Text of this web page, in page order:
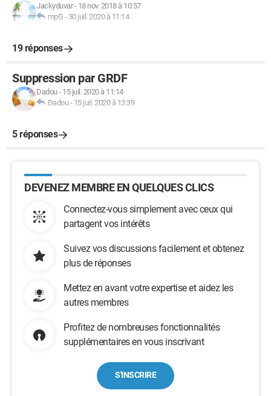
Jackyduvar- 18 nov. 2018 à 10:57
mpG - 30 juil. 2020 à 11:14
19 réponses
Suppression par GRDF
Dadou- 15 juil. 2020 à 11:14
Dadou- 15 juil. 2020 à 13:39
5 réponses
DEVENEZ MEMBRE EN QUELQUES CLICS
Connectez-vous simplement avec ceux qui
partagent vos intérêts
Suivez vos discussions facilement et obtenez
plus de réponses
Mettez en avant votre expertise et aidez les
autres membres
Profitez de nombreuses fonctionnalités
supplémentaires en vous inscrivant
S'INSCRIRE